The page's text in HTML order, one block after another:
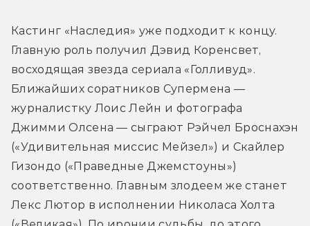
Кастинг «Наследия» уже подходит к концу.
Главную роль получил Дэвид Коренсвет,
восходящая звезда сериала «Голливуд».
Ближайших соратников Супермена —
журналистку Лоис Лейн и фотографа
Джимми Олсена — сыграют Рэйчел Броснахэн
(«Удивительная миссис Мейзел») и Скайлер
Гизондо («Праведные Джемстоуны»)
соответственно. Главным злодеем же станет
Лекс Лютор в исполнении Николаса Холта